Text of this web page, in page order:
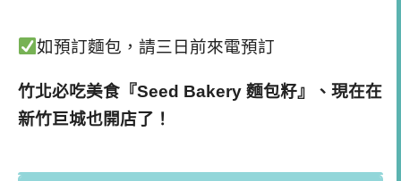
如預訂麵包，請三日前來電預訂
竹北必吃美食『Seed Bakery 麵包籽』、現在在
新竹巨城也開店了！